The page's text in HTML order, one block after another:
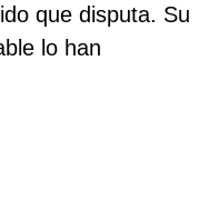
que disputa. Su
lo han